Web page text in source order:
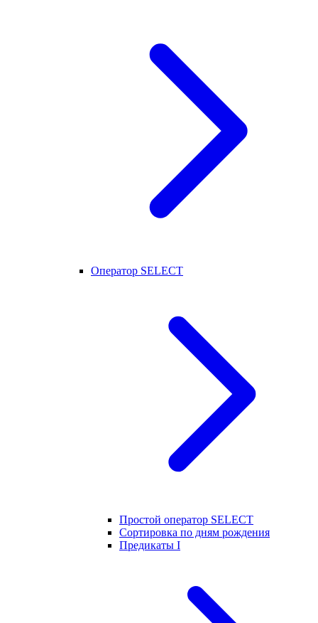
Оператор SELECT
Простой оператор SELECT
Сортировка по дням рождения
Предикаты I